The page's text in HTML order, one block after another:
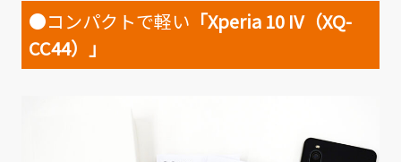
●コンパクトで軽い 「Xperia 10 IV（XQ-
CC44）」